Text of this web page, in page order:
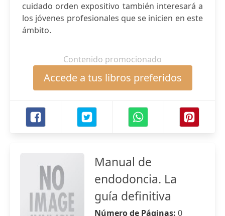
cuidado orden expositivo también interesará a
los jóvenes profesionales que se inicien en este
ámbito.
Contenido promocionado
Accede a tus libros preferidos
Manual de
endodoncia. La
guía definitiva
Número de Páginas: 0